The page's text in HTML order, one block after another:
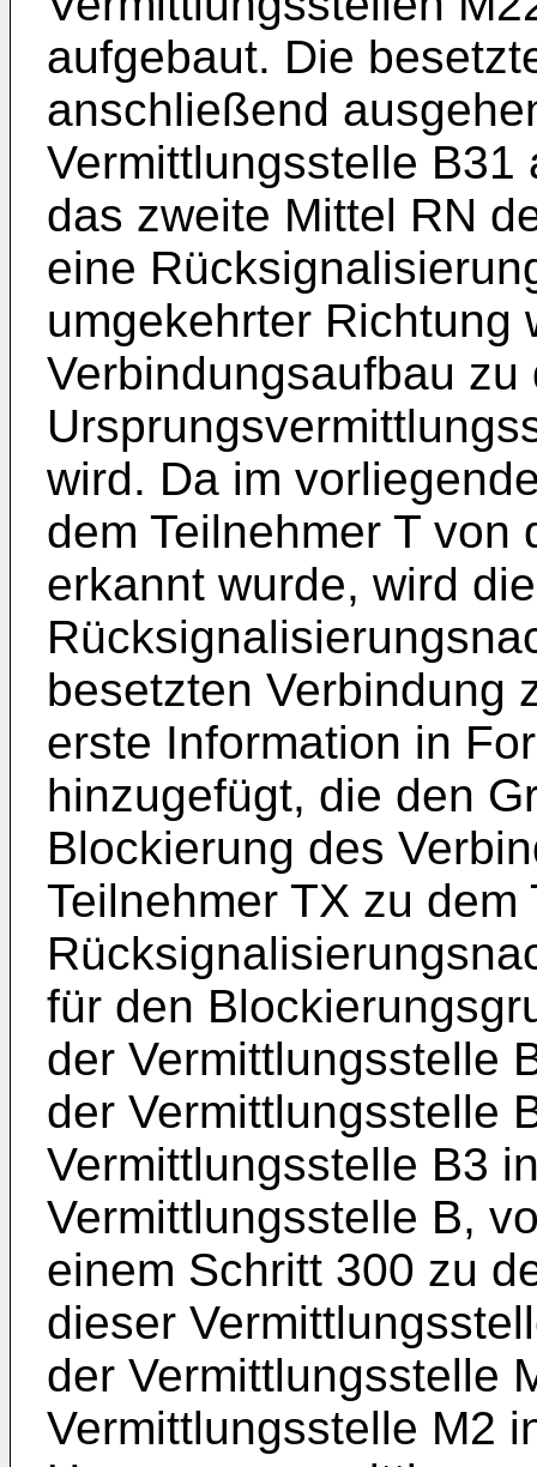
aufgebaut. Die
anschließend
Vermittlungsstelle
das zweite Mittel RN
eine
umgekehrter Richtung
Verbindungsaufbau zu
wird. Da im
dem Teilnehmer T von
erkannt wurde, wird
besetzten Verbindung
erste Information in
hinzugefügt, die den
Blockierung des
Teilnehmer TX zu
für den
der Vermittlungsstelle
der Vermittlungsstelle
Vermittlungsstelle B3
Vermittlungsstelle B,
einem Schritt 300 zu
dieser
der Vermittlungsstelle
Vermittlungsstelle M2